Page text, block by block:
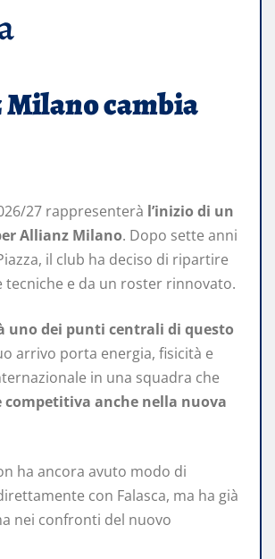
cambia
27 rappresenterà l’inizio di un
Allianz Milano. Dopo sette anni
il club ha deciso di ripartire
tecniche e da un roster rinnovato.
uno dei punti centrali di questo
arrivo porta energia, fisicità e
in una squadra che
competitiva anche nella nuova
ha ancora avuto modo di
con Falasca, ma ha già
nei confronti del nuovo